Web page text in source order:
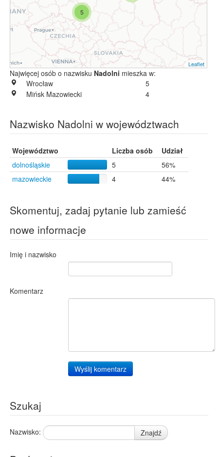
5
Leaflet
Najwięcej osób o nazwisku Nadolni mieszka w:
Wrocław
5
Mińsk Mazowiecki
4
Nazwisko Nadolni w województwach
Województwo Liczba osób
Udział
dolnośląskie
5
56%
mazowieckie
4 44%
Skomentuj, zadaj pytanie lub zamieść
nowe informacje
Imię i nazwisko
Komentarz
Wyślij komentarz
Szukaj
Nazwisko: Znajdź